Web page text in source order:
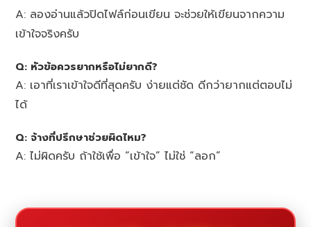
A: ลองอ่านแล้วปิดไฟล์ก่อนเขียน จะช่วยให้เขียนจากความ
เข้าใจจริงครับ
Q: หัวข้อควรยากหรือไม่ยากดี?
A: เอาที่เราเข้าใจดีที่สุดครับ ง่ายแต่ชัด ดีกว่ายากแต่ตอบไม่
ได้
Q: จ้างที่ปรึกษาช่วยผิดไหม?
A: ไม่ผิดครับ ถ้าใช้เพื่อ “เข้าใจ” ไม่ใช่ “ลอก”